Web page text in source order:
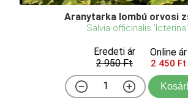
Aranytarka lombú orvosi
Salvia officinalis 'Icterina'
Eredeti ár
2 950 Ft
Online ár
2 450 Ft